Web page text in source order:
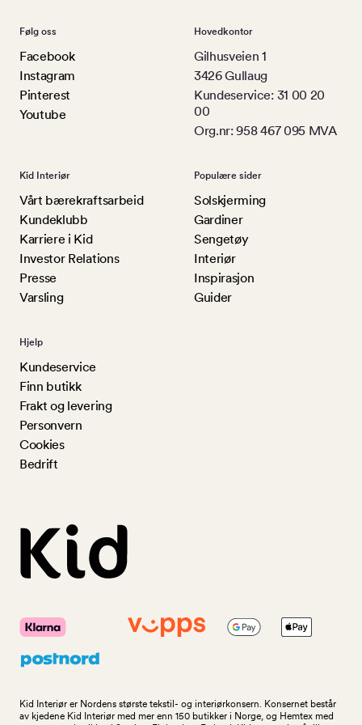
Følg oss
Facebook
Instagram
Pinterest
Youtube
Hovedkontor
Gilhusveien 1
3426 Gullaug
Kundeservice: 31 00 20
00
Org.nr: 958 467 095 MVA
Kid Interiør
Vårt bærekraftsarbeid
Kundeklubb
Karriere i Kid
Investor Relations
Presse
Varsling
Populære sider
Solskjerming
Gardiner
Sengetøy
Interiør
Inspirasjon
Guider
Hjelp
Kundeservice
Finn butikk
Frakt og levering
Personvern
Cookies
Bedrift
Kid Interiør er Nordens største tekstil- og interiørkonsern. Konsernet består
av kjedene Kid Interiør med mer enn 150 butikker i Norge, og Hemtex med